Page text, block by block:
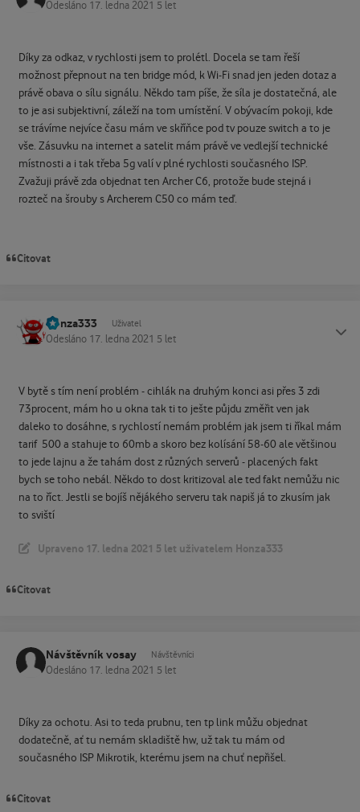
Odesláno 17. ledna 2021 5 let
Díky za odkaz, v rychlosti jsem to prolétl. Docela se tam řeší
možnost přepnout na ten bridge mód, k Wi-Fi snad jen jeden dotaz a
právě obava o sílu signálu. Někdo tam píše, že síla je dostatečná, ale
to je asi subjektivní, záleží na tom umístění. V obývacím pokoji, kde
se trávíme nejvíce času mám ve skříňce pod tv pouze switch a to je
vše. Zásuvku na internet a satelit mám právě ve vedlejší technické
místnosti a i tak třeba 5g valí v plné rychlosti současného ISP.
Zvažuji právě zda objednat ten Archer C6, protože bude stejná i
rozteč na šrouby s Archerem C50 co mám teď.
Citovat
Honza333 Uživatel
Odesláno 17. ledna 2021 5 let
V bytě s tím není problém - cihlák na druhým konci asi přes 3 zdi
73procent, mám ho u okna tak ti to ješte půjdu změřit ven jak
daleko to dosáhne, s rychlostí nemám problém jak jsem ti říkal mám
tarif 500 a stahuje to 60mb a skoro bez kolísání 58-60 ale většinou
to jede lajnu a že tahám dost z různých serverů - placených fakt
bych se toho nebál. Někdo to dost kritizoval ale ted fakt nemůžu nic
na to říct. Jestli se bojíš nějákého serveru tak napiš já to zkusím jak
to sviští
Upraveno 17. ledna 2021 5 let uživatelem Honza333
Citovat
Návštěvník vosay Návštěvníci
Odesláno 17. ledna 2021 5 let
Díky za ochotu. Asi to teda prubnu, ten tp link můžu objednat
dodatečně, ať tu nemám skladiště hw, už tak tu mám od
současného ISP Mikrotik, kterému jsem na chuť nepřišel.
Citovat